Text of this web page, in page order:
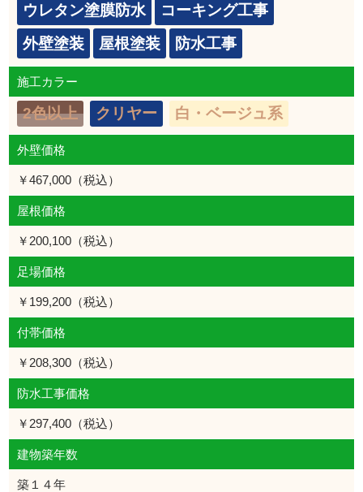
ウレタン塗膜防水
コーキング工事
外壁塗装
屋根塗装 防水工事
施工カラー
2色以上 クリヤー 白・ベージュ系
外壁価格
￥467,000（税込）
屋根価格
￥200,100（税込）
足場価格
￥199,200（税込）
付帯価格
￥208,300（税込）
防水工事価格
￥297,400（税込）
建物築年数
築１４年